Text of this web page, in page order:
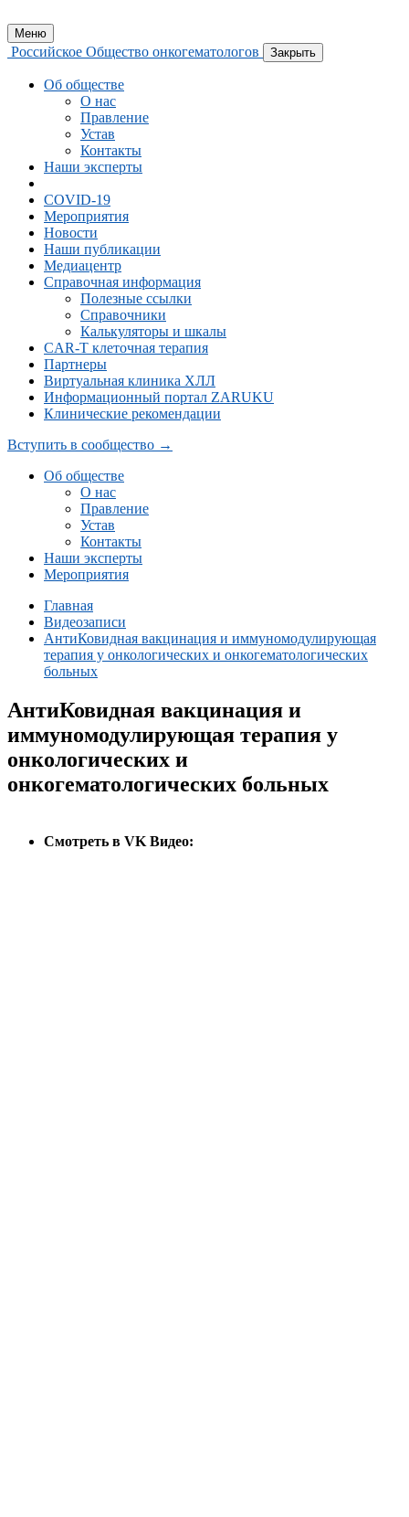
Меню
Российское Общество онкогематологов Закрыть
Об обществе
О нас
Правление
Устав
Контакты
Наши эксперты
COVID-19
Мероприятия
Новости
Наши публикации
Медиацентр
Справочная информация
Полезные ссылки
Справочники
Калькуляторы и шкалы
CAR-Т клеточная терапия
Партнеры
Виртуальная клиника ХЛЛ
Информационный портал ZARUKU
Клинические рекомендации
Вступить в сообщество →
Об обществе
О нас
Правление
Устав
Контакты
Наши эксперты
Мероприятия
Главная
Видеозаписи
АнтиКовидная вакцинация и иммуномодулирующая
терапия у онкологических и онкогематологических
больных
АнтиКовидная вакцинация и
иммуномодулирующая терапия у
онкологических и
онкогематологических больных
Cмотреть в VK Видео: